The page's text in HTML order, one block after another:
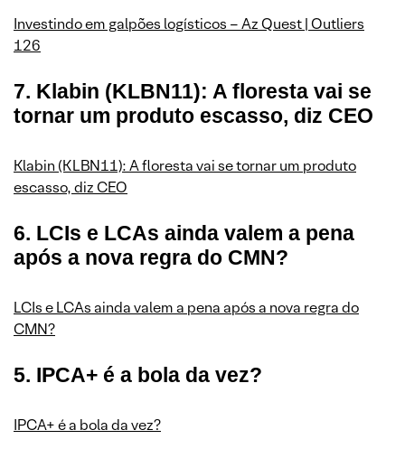
Investindo em galpões logísticos – Az Quest | Outliers
126
7. Klabin (KLBN11): A floresta vai se
tornar um produto escasso, diz CEO
Klabin (KLBN11): A floresta vai se tornar um produto
escasso, diz CEO
6. LCIs e LCAs ainda valem a pena
após a nova regra do CMN?
LCIs e LCAs ainda valem a pena após a nova regra do
CMN?
5. IPCA+ é a bola da vez?
IPCA+ é a bola da vez?